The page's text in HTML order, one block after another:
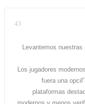
43
?Levantemos
Los jugadores
fuera una
plataformas
modernos y menos